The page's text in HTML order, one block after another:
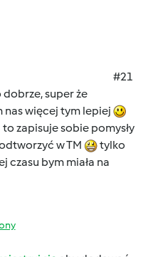
#21
super że
nas więcej tym lepiej
zapisuje sobie pomysły
w TM
tylko
czasu bym miała na